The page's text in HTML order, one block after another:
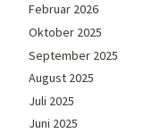
Februar 2026
Oktober 2025
September 2025
August 2025
Juli 2025
Juni 2025